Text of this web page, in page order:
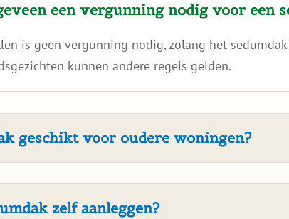
een vergunning nodig voor een
is geen vergunning nodig, zolang het
kunnen andere regels gelden.
geschikt voor oudere woningen?
zelf aanleggen?